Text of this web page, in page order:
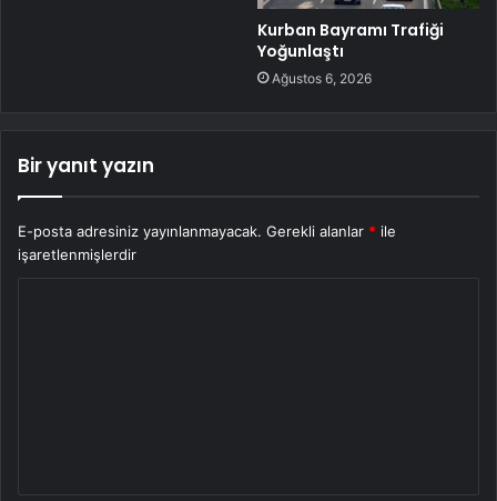
Kurban Bayramı Trafiği
Yoğunlaştı
Ağustos 6, 2026
Bir yanıt yazın
E-posta adresiniz yayınlanmayacak. Gerekli alanlar * ile
işaretlenmişlerdir